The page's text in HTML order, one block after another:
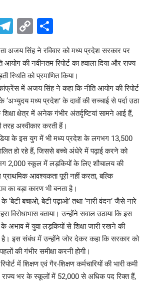
Telegram
Copy
Link
अजय सिंह ने रविवार को मध्य प्रदेश सरकार पर
आयोग की नवीनतम रिपोर्ट का हवाला दिया और राज्य
स्थिति को प्रमाणित किया।
में अजय सिंह ने कहा कि नीति आयोग की रिपोर्ट
‘अभ्युदय मध्य प्रदेश’ के दावों की सच्चाई से पर्दा उठा
शिक्षा क्षेत्र में अनेक गंभीर अंतर्दृष्टियां सामने आई हैं,
तरह अस्वीकार करती हैं।
के इस युग में भी मध्य प्रदेश के लगभग 13,500
हो रहे हैं, जिससे बच्चे अंधेरे में पढ़ाई करने को
2,000 स्कूल में लड़कियों के लिए शौचालय की
आवश्यकता पूरी नहीं करता, बल्कि
का बड़ा कारण भी बनता है।
‘बेटी बचाओ, बेटी पढ़ाओ’ तथा ‘नारी वंदन’ जैसे नारे
विरोधाभास बताया। उन्होंने सवाल उठाया कि इस
अभाव में युवा लड़कियों से शिक्षा जारी रखने की
इस संबंध में उन्होंने जोर देकर कहा कि सरकार को
की गंभीर समीक्षा करनी होगी।
में शिक्षण एवं गैर-शिक्षण कर्मचारियों की भारी कमी
राज्य भर के स्कूलों में 52,000 से अधिक पद रिक्त हैं,